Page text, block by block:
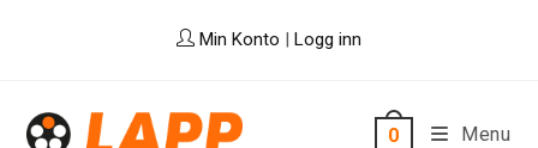
Min Konto | Logg inn
0 Menu